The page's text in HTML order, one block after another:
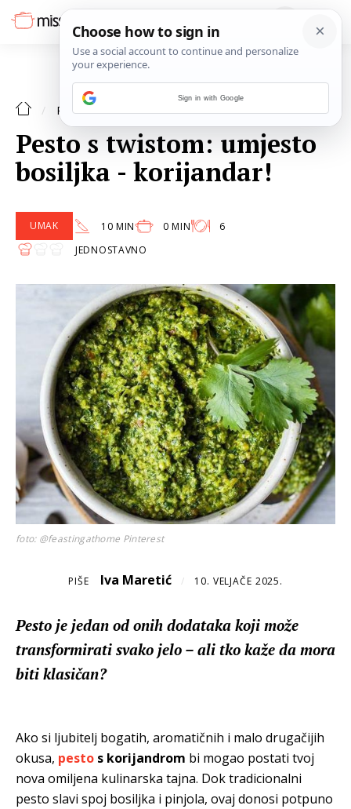
RECEPTI UMAK
Pesto s twistom: umjesto
bosiljka - korijandar!
UMAK 10 MIN 0 MIN
6
JEDNOSTAVNO
foto: @feastingathome Pinterest
PIŠE Iva Maretić / 10. VELJAČE 2025.
Pesto je jedan od onih dodataka koji može
transformirati svako jelo – ali tko kaže da mora
biti klasičan?
Ako si ljubitelj bogatih, aromatičnih i malo drugačijih
okusa, pesto s korijandrom bi mogao postati tvoj
nova omiljena kulinarska tajna. Dok tradicionalni
pesto slavi spoj bosiljka i pinjola, ovaj donosi potpuno
Sign in with Google